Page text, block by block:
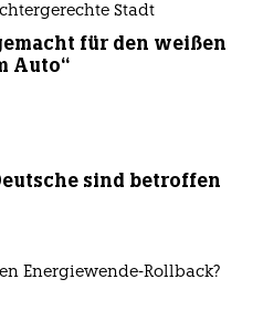
Stadt
für den weißen
Auto“
sind betroffen
Energiewende-Rollback?